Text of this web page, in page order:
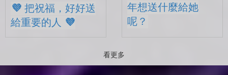
💜 把祝福，好好送
給重要的人 💜
年想送什麼給她
呢？
看更多